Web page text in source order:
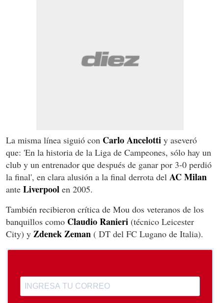
La misma línea siguió con Carlo Ancelotti y aseveró
que: 'En la historia de la Liga de Campeones, sólo hay un
club y un entrenador que después de ganar por 3-0 perdió
la final', en clara alusión a la final derrota del AC Milan
ante Liverpool en 2005.
También recibieron crítica de Mou dos veteranos de los
banquillos como Claudio Ranieri (técnico Leicester
City) y Zdenek Zeman ( DT del FC Lugano de Italia).